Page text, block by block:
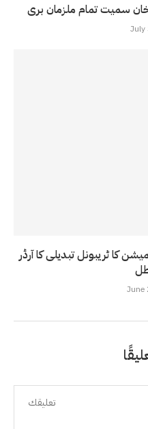
خان سمیت تمام ملزمان بری
July
کا ٹریبونل تبدیلی کا آرڈر
June